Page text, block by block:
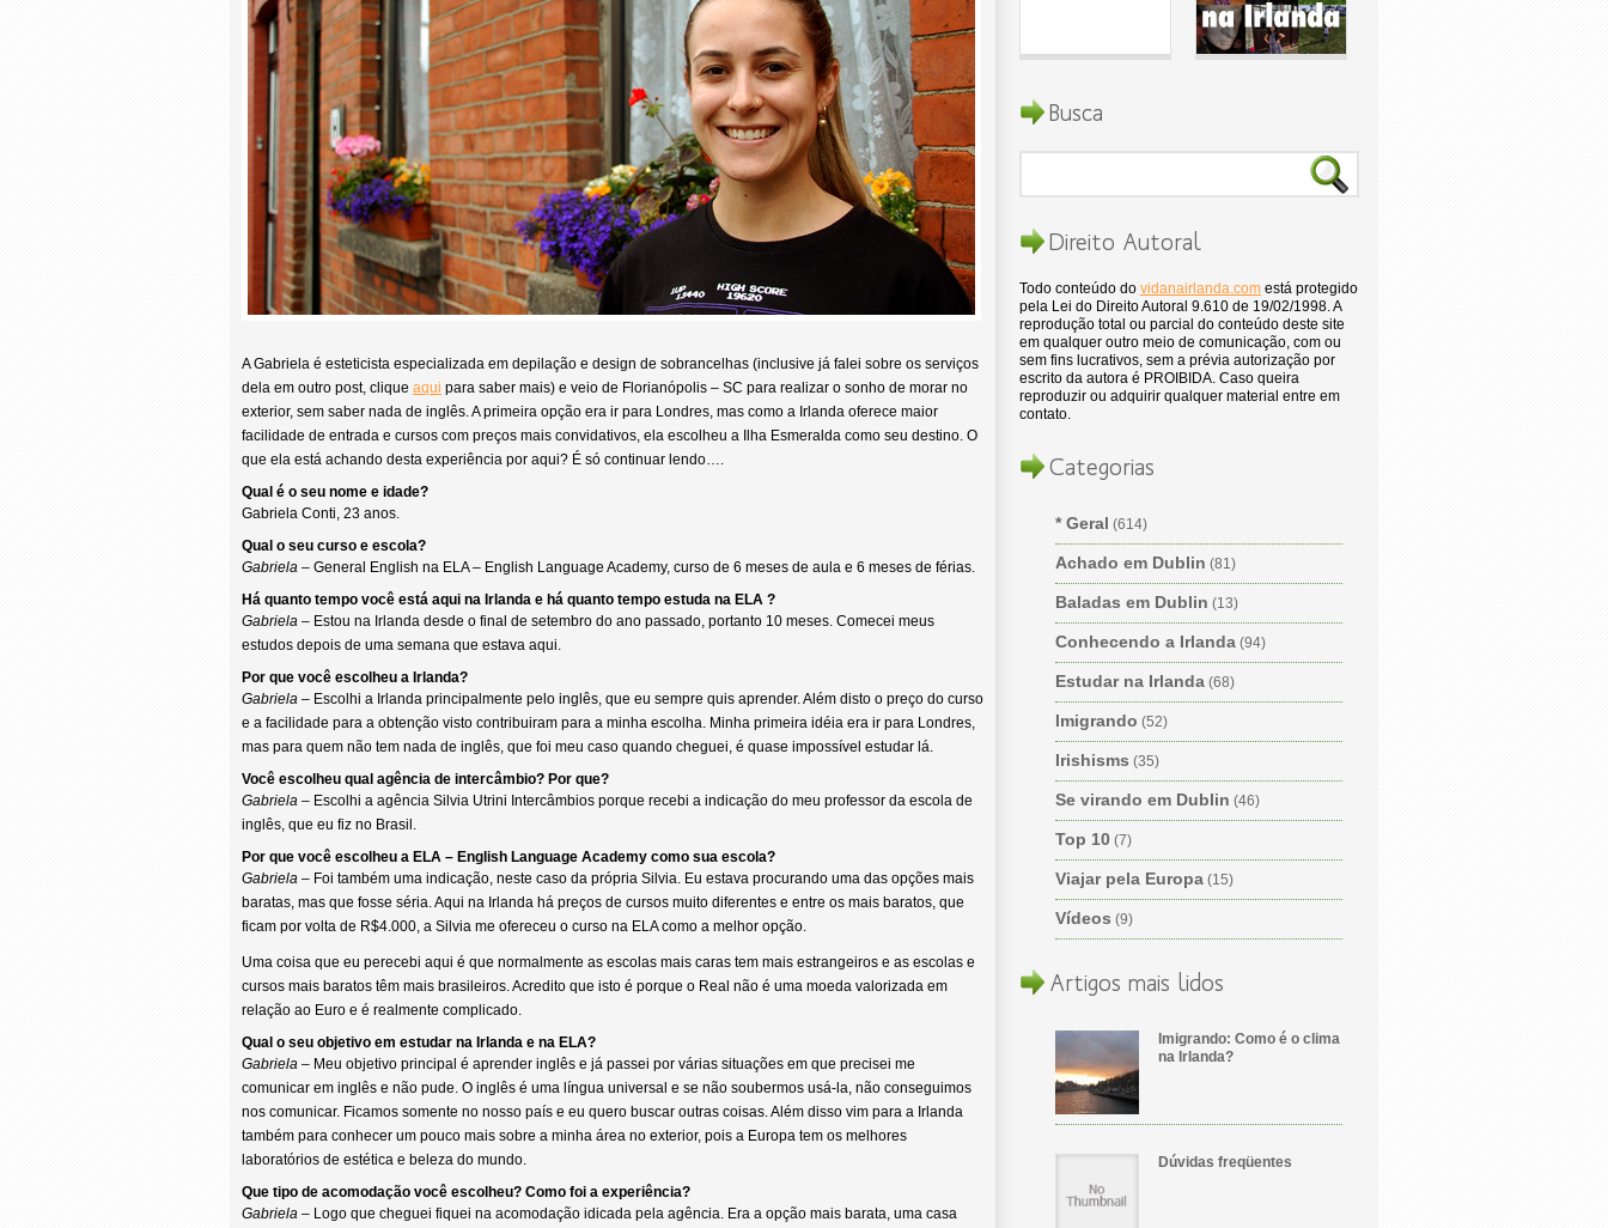
A Gabriela é esteticista especializada em depilação e design de sobrancelhas (inclusive já falei sobre os serviços
dela em outro post, clique aqui para saber mais) e veio de Florianópolis – SC para realizar o sonho de morar no
exterior, sem saber nada de inglês. A primeira opção era ir para Londres, mas como a Irlanda oferece maior
facilidade de entrada e cursos com preços mais convidativos, ela escolheu a Ilha Esmeralda como seu destino. O
que ela está achando desta experiência por aqui? É só continuar lendo….
Qual é o seu nome e idade?
Gabriela Conti, 23 anos.
Qual o seu curso e escola?
Gabriela – General English na ELA – English Language Academy, curso de 6 meses de aula e 6 meses de férias.
Há quanto tempo você está aqui na Irlanda e há quanto tempo estuda na ELA ?
Gabriela – Estou na Irlanda desde o final de setembro do ano passado, portanto 10 meses. Comecei meus
estudos depois de uma semana que estava aqui.
Por que você escolheu a Irlanda?
Gabriela – Escolhi a Irlanda principalmente pelo inglês, que eu sempre quis aprender. Além disto o preço do curso
e a facilidade para a obtenção visto contribuiram para a minha escolha. Minha primeira idéia era ir para Londres,
mas para quem não tem nada de inglês, que foi meu caso quando cheguei, é quase impossível estudar lá.
Você escolheu qual agência de intercâmbio? Por que?
Gabriela – Escolhi a agência Silvia Utrini Intercâmbios porque recebi a indicação do meu professor da escola de
inglês, que eu fiz no Brasil.
Por que você escolheu a ELA – English Language Academy como sua escola?
Gabriela – Foi também uma indicação, neste caso da própria Silvia. Eu estava procurando uma das opções mais
baratas, mas que fosse séria. Aqui na Irlanda há preços de cursos muito diferentes e entre os mais baratos, que
ficam por volta de R$4.000, a Silvia me ofereceu o curso na ELA como a melhor opção.
Uma coisa que eu perecebi aqui é que normalmente as escolas mais caras tem mais estrangeiros e as escolas e
cursos mais baratos têm mais brasileiros. Acredito que isto é porque o Real não é uma moeda valorizada em
relação ao Euro e é realmente complicado.
Qual o seu objetivo em estudar na Irlanda e na ELA?
Gabriela – Meu objetivo principal é aprender inglês e já passei por várias situações em que precisei me
comunicar em inglês e não pude. O inglês é uma língua universal e se não soubermos usá-la, não conseguimos
nos comunicar. Ficamos somente no nosso país e eu quero buscar outras coisas. Além disso vim para a Irlanda
também para conhecer um pouco mais sobre a minha área no exterior, pois a Europa tem os melhores
laboratórios de estética e beleza do mundo.
Que tipo de acomodação você escolheu? Como foi a experiência?
Gabriela – Logo que cheguei fiquei na acomodação idicada pela agência. Era a opção mais barata, uma casa
Busca
Direito Autoral
Todo conteúdo do vidanairlanda.com está protegido
pela Lei do Direito Autoral 9.610 de 19/02/1998. A
reprodução total ou parcial do conteúdo deste site
em qualquer outro meio de comunicação, com ou
sem fins lucrativos, sem a prévia autorização por
escrito da autora é PROIBIDA. Caso queira
reproduzir ou adquirir qualquer material entre em
contato.
Categorias
* Geral (614)
Achado em Dublin (81)
Baladas em Dublin (13)
Conhecendo a Irlanda (94)
Estudar na Irlanda (68)
Imigrando (52)
Irishisms (35)
Se virando em Dublin (46)
Top 10 (7)
Viajar pela Europa (15)
Vídeos (9)
Artigos mais lidos
Imigrando: Como é o clima
na Irlanda?
Dúvidas freqüentes